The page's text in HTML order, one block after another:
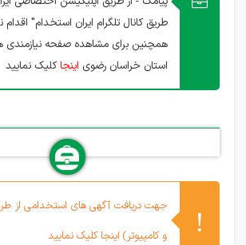
طریق کانال تلگرام ایران استخدام" اقدام
همچنین برای مشاهده صفحه نیازمندی
استان خراسان رضوی اینجاکلیک نمایید
جهت دریافت آگهی های استخدامی از
و کامپیوتر) اینجا کلیک نمایید